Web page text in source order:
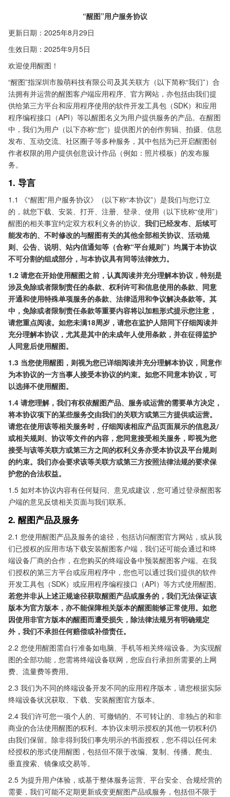
“醒图”用户服务协议
更新日期：2025年8月29日
生效日期：2025年9月5日
欢迎使用醒图！
“醒图”指深圳市脸萌科技有限公司及其关联方（以下简称“我们”）合
法拥有并运营的醒图客户端应用程序、官方网站，亦包括由我们提
供给第三方平台和应用程序使用的软件开发工具包（SDK）和应用
程序编程接口（API）等以醒图名义为用户提供服务的产品。在醒图
中，我们为用户（以下亦称“您”）提供图片的创作剪辑、拍摄、信息
发布、互动交流、社区圈子等多种服务，其中包括为已开启醒图创
作者权限的用户提供创意设计作品（例如：照片模板）的发布服
务。
1. 导言
1.1 《“醒图”用户服务协议》（以下称“本协议”）是我们与您订立
的，就您下载、安装、打开、注册、登录、使用（以下统称“使用”）
醒图的相关事宜约定双方权利义务的协议。 我们已经发布、后续可
能发布的、不时修改的与醒图有关的其他全部相关协议、活动规
则、公告、说明、站内信通知等（合称“平台规则”）均属于本协议
不可分割的组成部分，与本协议具有同等法律效力。
1.2 请您在开始使用醒图之前，认真阅读并充分理解本协议，特别是
涉及免除或者限制责任的条款、权利许可和信息使用的条款、同意
开通和使用特殊单项服务的条款、法律适用和争议解决条款等。其
中，免除或者限制责任条款等重要内容将以加粗形式提示您注意，
请您重点阅读。如您未满18周岁，请您在监护人陪同下仔细阅读并
充分理解本协议，尤其是其中的未成年人使用条款，并在征得监护
人同意后使用醒图。
1.3 当您使用醒图，则视为您已详细阅读并充分理解本协议，同意作
为本协议的一方当事人接受本协议的约束。如您不同意本协议，可
以选择不使用醒图。
1.4 请您理解，我们有权依醒图产品、服务或运营的需要单方决定，
将本协议项下的某些服务交由我们的关联方或第三方提供或运营。
请您在使用该等相关服务时，仔细阅读相应产品页面展示的信息及/
或相关规则、协议等文件的内容，您同意接受相关服务，即视为您
接受与该等关联方或第三方之间的权利义务亦受本协议及平台规则
的约束。我们亦会要求该等关联方或第三方按照法律法规的要求保
护您的合法权益。
1.5 如对本协议内容有任何疑问、意见或建议，您可通过登录醒图客
户端的意见反馈相关页面与我们联系。
2. 醒图产品及服务
2.1 您使用醒图产品及服务的途径，包括访问醒图官方网站，或从我
们已授权的应用市场下载安装醒图客户端，我们还可能会通过和终
端设备厂商的合作，在您购买的终端设备中预装醒图客户端。在我
们授权的第三方平台或应用程序中，您也可以通过我们提供的软件
开发工具包（SDK）或应用程序编程接口（API）等方式使用醒图。
若您并非从上述正规途径获取醒图产品或服务的，我们无法保证该
版本为官方版本，亦不能保障相关版本的醒图能够正常使用。如您
因使用非官方版本的醒图而遭受损失，除法律法规另有明确规定
外，我们不承担任何赔偿或补偿责任。
2.2 您使用醒图需自行准备如电脑、手机等相关终端设备。为实现醒
图的全部功能，您需将终端设备联网，您应自行承担所需要的上网
费、流量费等费用。
2.3 我们为不同的终端设备开发不同的应用程序版本，请您根据实际
终端设备状况获取、下载、安装醒图官方版本。
2.4 我们许可您一项个人的、可撤销的、不可转让的、非独占的和非
商业的合法使用醒图的权利。本协议未明示授权的其他一切权利仍
由我们保留。除非得到我们事先明示的书面授权，您不得以任何未
经授权的形式使用醒图，包括但不限于改编、复制、传播、爬虫、
垂直搜索、镜像或交易等。
2.5 为提升用户体验，或基于整体服务运营、平台安全、合规经营的
需要，我们可能不定期更新或变更醒图产品或服务，包括但不限于